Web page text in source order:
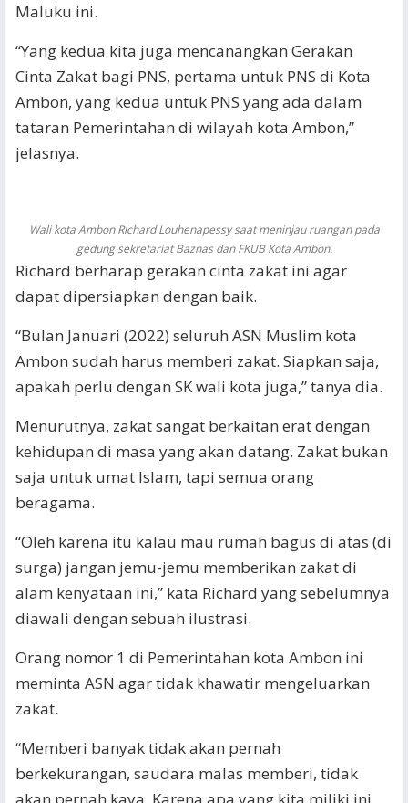
Maluku ini.
“Yang kedua kita juga mencanangkan Gerakan
Cinta Zakat bagi PNS, pertama untuk PNS di Kota
Ambon, yang kedua untuk PNS yang ada dalam
tataran Pemerintahan di wilayah kota Ambon,”
jelasnya.
Wali kota Ambon Richard Louhenapessy saat meninjau ruangan pada
gedung sekretariat Baznas dan FKUB Kota Ambon.
Richard berharap gerakan cinta zakat ini agar
dapat dipersiapkan dengan baik.
“Bulan Januari (2022) seluruh ASN Muslim kota
Ambon sudah harus memberi zakat. Siapkan saja,
apakah perlu dengan SK wali kota juga,” tanya dia.
Menurutnya, zakat sangat berkaitan erat dengan
kehidupan di masa yang akan datang. Zakat bukan
saja untuk umat Islam, tapi semua orang
beragama.
“Oleh karena itu kalau mau rumah bagus di atas (di
surga) jangan jemu-jemu memberikan zakat di
alam kenyataan ini,” kata Richard yang sebelumnya
diawali dengan sebuah ilustrasi.
Orang nomor 1 di Pemerintahan kota Ambon ini
meminta ASN agar tidak khawatir mengeluarkan
zakat.
“Memberi banyak tidak akan pernah
berkekurangan, saudara malas memberi, tidak